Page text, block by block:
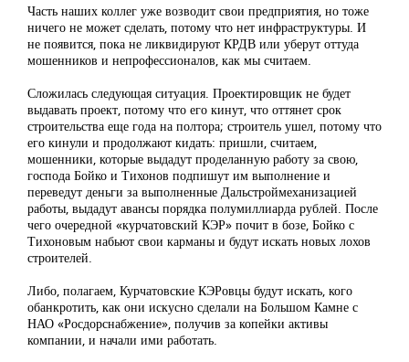
Часть наших коллег уже возводит свои предприятия, но тоже
ничего не может сделать, потому что нет инфраструктуры. И
не появится, пока не ликвидируют КРДВ или уберут оттуда
мошенников и непрофессионалов, как мы считаем.
Сложилась следующая ситуация. Проектировщик не будет
выдавать проект, потому что его кинут, что оттянет срок
строительства еще года на полтора; строитель ушел, потому что
его кинули и продолжают кидать: пришли, считаем,
мошенники, которые выдадут проделанную работу за свою,
господа Бойко и Тихонов подпишут им выполнение и
переведут деньги за выполненные Дальстроймеханизацией
работы, выдадут авансы порядка полумиллиарда рублей. После
чего очередной «курчатовский КЭР» почит в бозе, Бойко с
Тихоновым набьют свои карманы и будут искать новых лохов
строителей.
Либо, полагаем, Курчатовские КЭРовцы будут искать, кого
обанкротить, как они искусно сделали на Большом Камне с
НАО «Росдорснабжение», получив за копейки активы
компании, и начали ими работать.